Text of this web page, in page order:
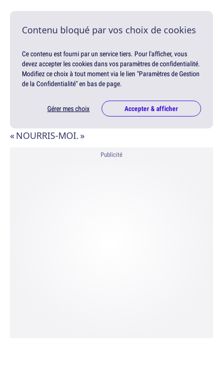
Contenu bloqué par vos choix de cookies
Ce contenu est fourni par un service tiers. Pour l'afficher, vous
devez accepter les cookies dans vos paramètres de confidentialité.
Modifiez ce choix à tout moment via le lien "Paramètres de Gestion
de la Confidentialité" en bas de page.
Gérer mes choix Accepter & afficher
« NOURRIS-MOI. »
Publicité